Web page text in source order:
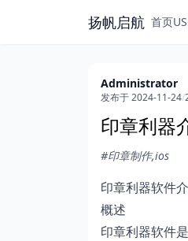
扬帆启航 首页
Administrator
发布于 2024-11-24/
印章利器
#印章制作,ios
印章利器软件
概述
印章利器软件